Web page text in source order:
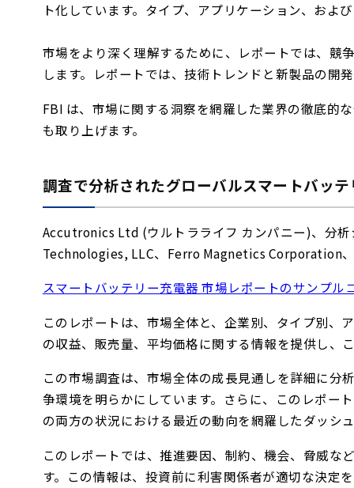
ト化しています。タイプ、アプリケーション、およ
市場をより深く理解するために、レポートでは、競
します。レポートでは、技術トレンドと新製品の開
FBI は、市場に関する洞察を網羅した業界の徹底的
も取り上げます。
調査で分析されたグローバルスマートバッ
Accutronics Ltd (ウルトラライフ カンパニー)、分
Technologies, LLC、Ferro Magnetics Corporation
スマートバッテリー充電器 市場レポートのサンプル
このレポートは、市場全体と、企業別、タイプ別、
の収益、販売量、平均価格に関する情報を提供し、
この市場調査は、市場全体の成長見通しを詳細に分
争環境を明らかにしています。さらに、このレポー
の両方の状況における最近の動向を網羅したダッシ
このレポートでは、推進要因、制約、機会、脅威な
す。この情報は、投資前に利害関係者が適切な決定